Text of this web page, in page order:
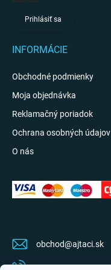
Prihlásiť sa
INFORMÁCIE
Obchodné podmienky
Moja objednávka
Reklamačný poriadok
Ochrana osobných údajov
O nás
obchod@ajtaci.sk
0904 07 34 34